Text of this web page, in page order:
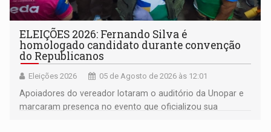
ELEIÇÕES 2026: Fernando Silva é
homologado candidato durante convenção
do Republicanos
Eleições 2026 05 de Agosto de 2026 às 12:01
Apoiadores do vereador lotaram o auditório da Unopar e
marcaram presença no evento que oficializou sua